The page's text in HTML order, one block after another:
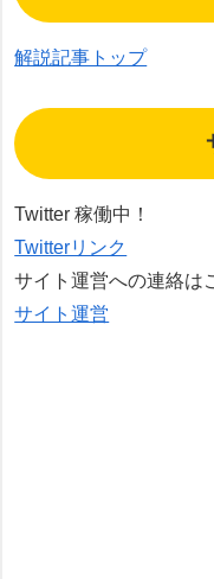
解説記事トップ
Twitter 稼働中！
Twitterリンク
サイト運営への連絡は
サイト運営